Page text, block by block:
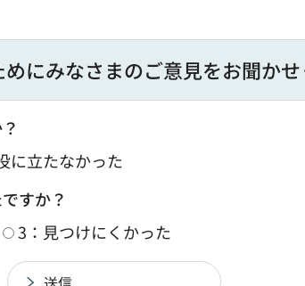
にみなさまのご意見をお聞か
に立たなかった
すか？
3：見つけにくかった